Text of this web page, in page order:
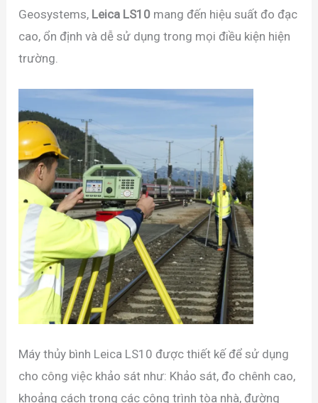
Geosystems, Leica LS10 mang đến hiệu suất đo đạc
cao, ổn định và dễ sử dụng trong mọi điều kiện hiện
trường.
Máy thủy bình Leica LS10 được thiết kế để sử dụng
cho công việc khảo sát như: Khảo sát, đo chênh cao,
khoảng cách trong các công trình tòa nhà, đường